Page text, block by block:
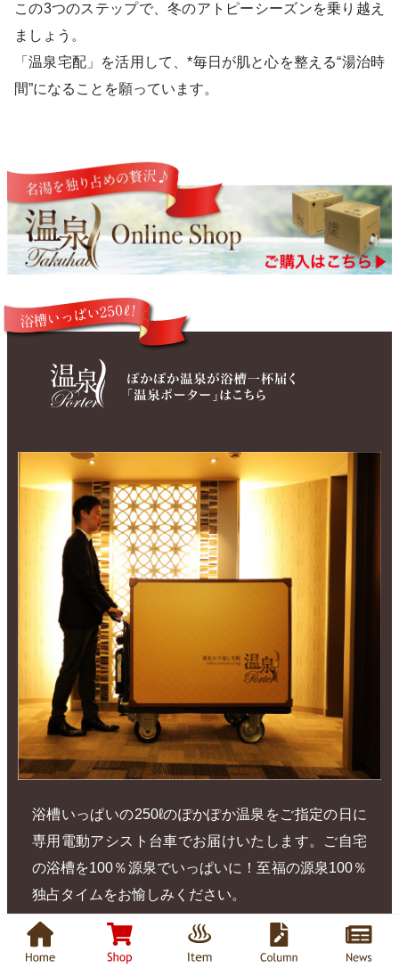
この3つのステップで、冬のアトピーシーズンを乗り越え
ましょう。
「温泉宅配」を活用して、*毎日が肌と心を整える“湯治時
間”になることを願っています。
浴槽いっぱいの250ℓのぽかぽか温泉をご指定の日に
専用電動アシスト台車でお届けいたします。ご自宅
の浴槽を100％源泉でいっぱいに！至福の源泉100％
独占タイムをお愉しみください。